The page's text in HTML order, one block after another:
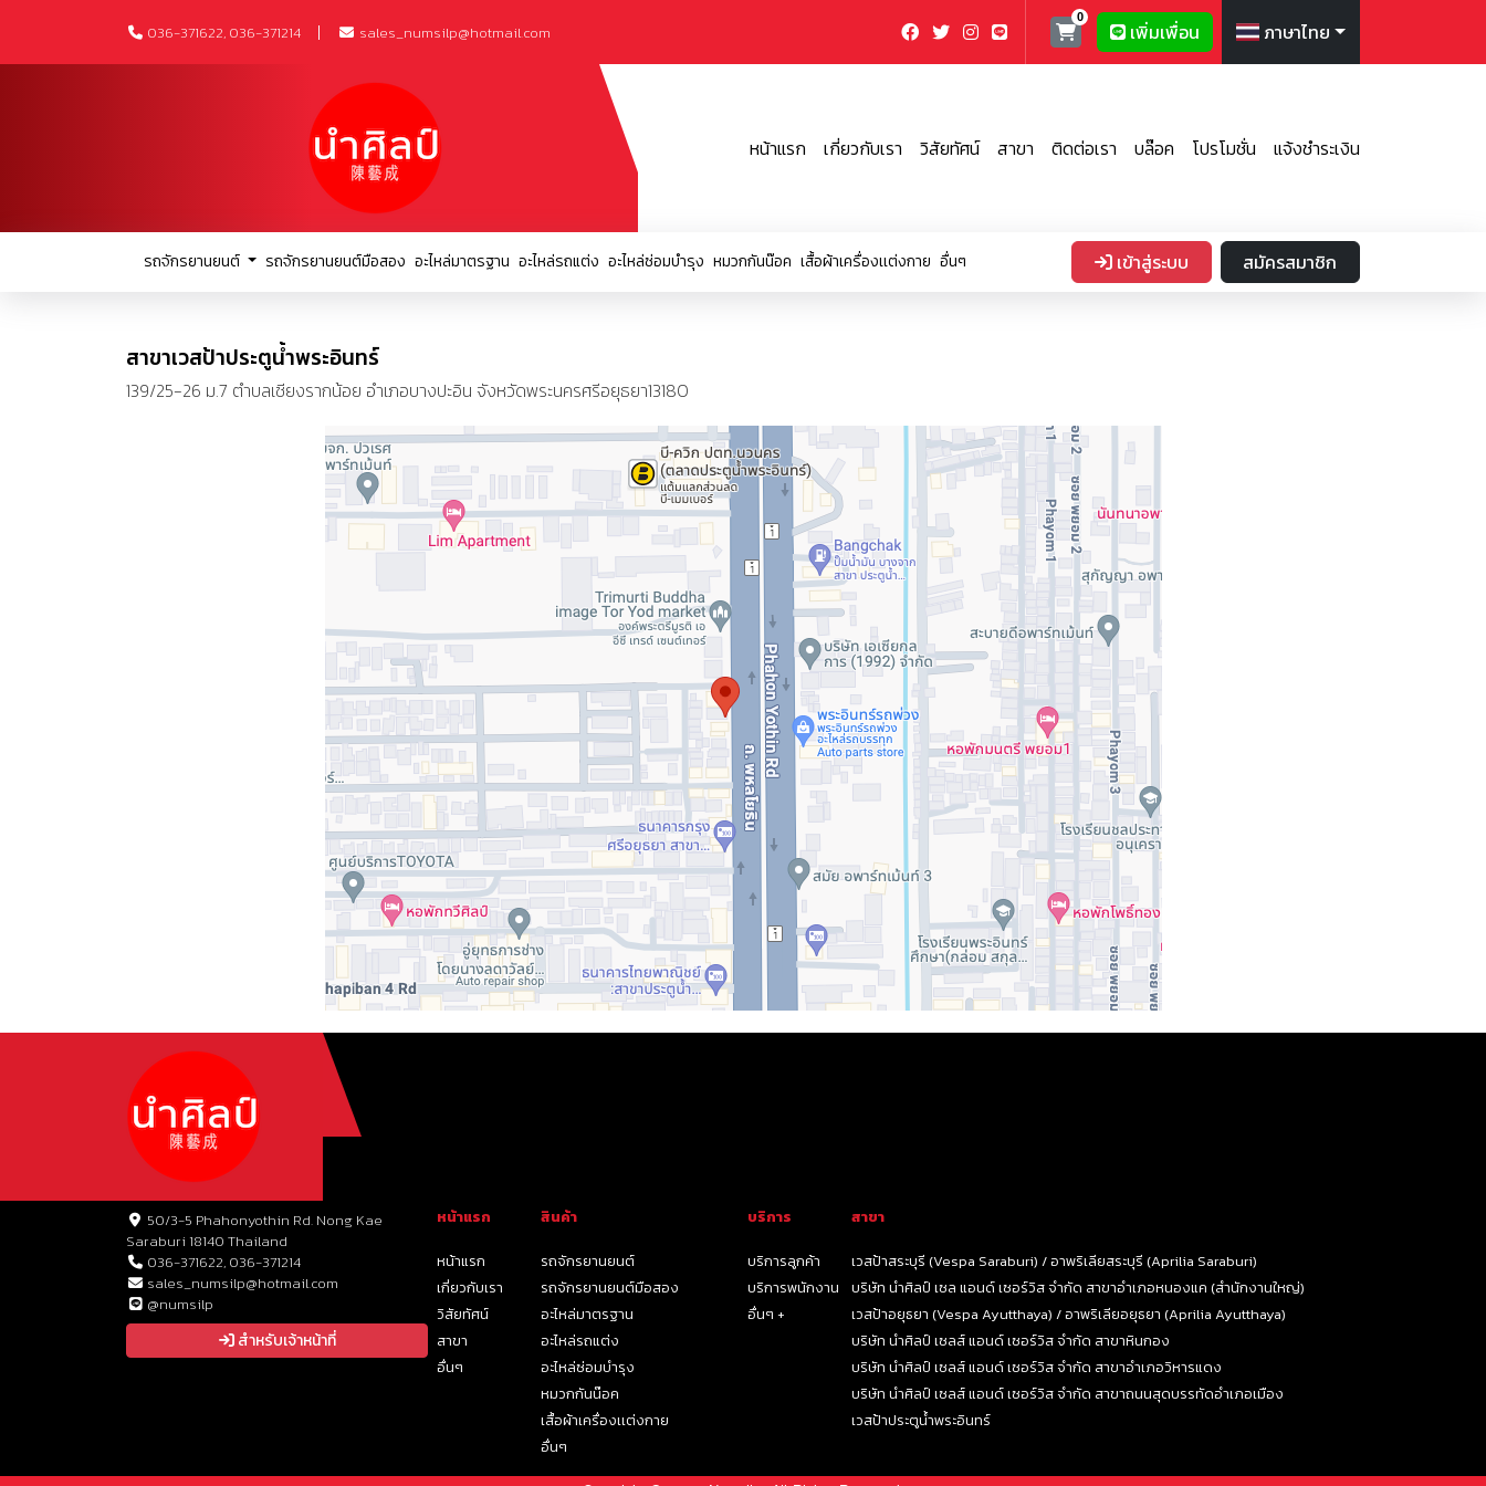
036-371622, 036-371214 sales_numsilp@hotmail.com เพิ่มเพื่อน ภาษาไทย
หน้าแรก เกี่ยวกับเรา วิสัยทัศน์ สาขา ติดต่อเรา บล๊อค โปรโมชั่น แจ้งชำระเงิน
รถจักรยานยนต์ รถจักรยานยนต์มือสอง อะไหล่มาตรฐาน อะไหล่รถแต่ง อะไหล่ซ่อมบำรุง หมวกกันน๊อค เสื้อผ้าเครื่องเเต่งกาย อื่นๆ เข้าสู่ระบบ สมัครสมาชิก
สาขาเวสป้าประตูน้ำพระอินทร์
139/25-26 ม.7 ตำบลเชียงรากน้อย อำเภอบางปะอิน จังหวัดพระนครศรีอยุธยา13180
50/3-5 Phahonyothin Rd. Nong Kae
Saraburi 18140 Thailand
036-371622, 036-371214
sales_numsilp@hotmail.com
@numsilp
สำหรับเจ้าหน้าที่
หน้าแรก
หน้าแรก
เกี่ยวกับเรา
วิสัยทัศน์
สาขา
อื่นๆ
สินค้า
รถจักรยานยนต์
รถจักรยานยนต์มือสอง
อะไหล่มาตรฐาน
อะไหล่รถแต่ง
อะไหล่ซ่อมบำรุง
หมวกกันน๊อค
เสื้อผ้าเครื่องเเต่งกาย
อื่นๆ
บริการ
บริการลูกค้า
บริการพนักงาน
อื่นๆ +
สาขา
เวสป้าสระบุรี (Vespa Saraburi) / อาพริเลียสระบุรี (Aprilia Saraburi)
บริษัท นำศิลป์ เซล แอนด์ เซอร์วิส จำกัด สาขาอำเภอหนองแค (สำนักงานใหญ่)
เวสป้าอยุธยา (Vespa Ayutthaya) / อาพริเลียอยุธยา (Aprilia Ayutthaya)
บริษัท นำศิลป์ เซลส์ แอนด์ เซอร์วิส จำกัด สาขาหินกอง
บริษัท นำศิลป์ เซลส์ แอนด์ เซอร์วิส จำกัด สาขาอำเภอวิหารแดง
บริษัท นำศิลป์ เซลส์ แอนด์ เซอร์วิส จำกัด สาขาถนนสุดบรรทัดอำเภอเมือง
เวสป้าประตูน้ำพระอินทร์